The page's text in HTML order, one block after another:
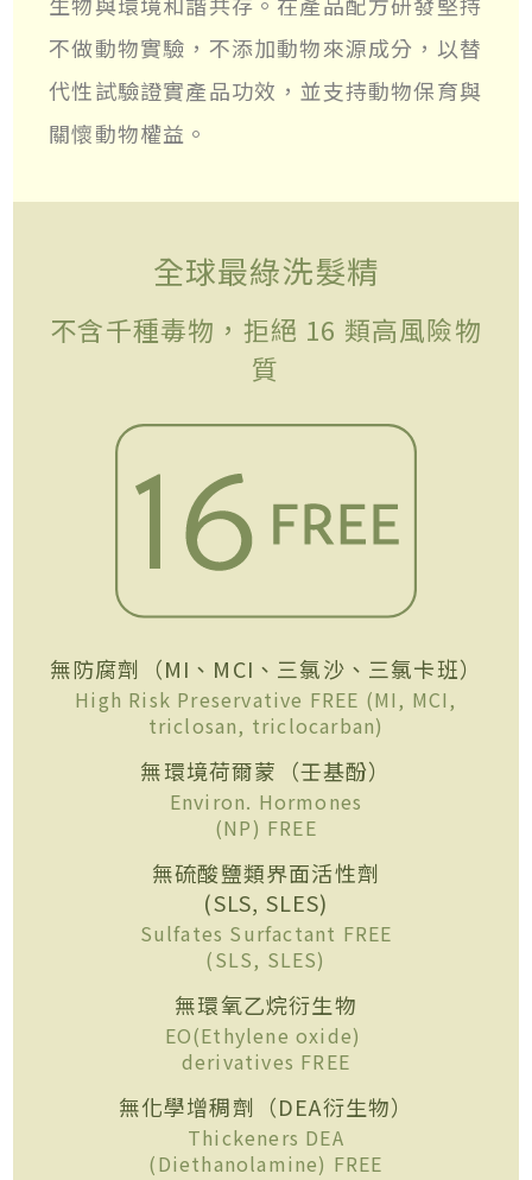
不做動物實驗，不添加動物來源成分，以替
代性試驗證實產品功效，並支持動物保育與
關懷動物權益。
全球最綠洗髮精
不含千種毒物，拒絕 16 類高風險物
質
無防腐劑（MI、MCI、三氯沙、三氯卡班）
High Risk Preservative FREE (MI, MCI,
triclosan, triclocarban)
無環境荷爾蒙（壬基酚）
Environ. Hormones
(NP) FREE
無硫酸鹽類界面活性劑
(SLS, SLES)
Sulfates Surfactant FREE
(SLS, SLES)
無環氧乙烷衍生物
EO(Ethylene oxide)
derivatives FREE
無化學增稠劑（DEA衍生物）
Thickeners DEA
(Diethanolamine) FREE